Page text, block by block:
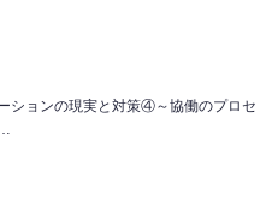
ションの現実と対策④～協働のプロセ